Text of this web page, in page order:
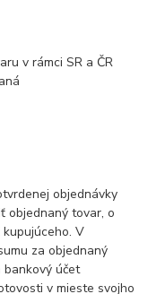
v rámci SR a ČR
objednávky
objednaný tovar, o
V
za objednaný
účet
v mieste svojho